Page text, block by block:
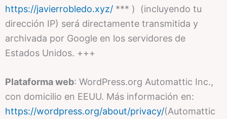
https://javierrobledo.xyz/ *** ) (incluyendo tu
dirección IP) será directamente transmitida y
archivada por Google en los servidores de
Estados Unidos. +++
Plataforma web: WordPress.org Automattic Inc.,
con domicilio en EEUU. Más información en:
https://wordpress.org/about/privacy/(Automattic